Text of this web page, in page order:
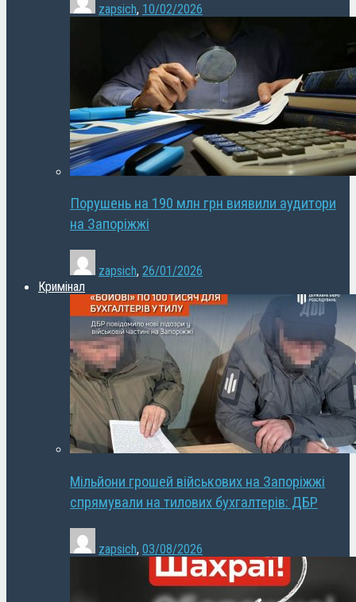
zapsich, 10/02/2026
Порушень на 190 млн грн виявили аудитори
на Запоріжжі
zapsich, 26/01/2026
Кримінал
Мільйони грошей військових на Запоріжжі
спрямували на тилових бухгалтерів: ДБР
zapsich, 03/08/2026